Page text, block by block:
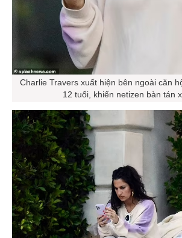
Charlie Travers xuất hiện bên ngoài căn
12 tuổi, khiến netizen bàn tán